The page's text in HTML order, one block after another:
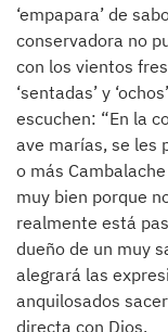
‘empapara’ de
conservadora no
con los vientos
‘sentadas’ y
escuchen: “En la
ave marías, se les
o más
muy bien porque
realmente está
dueño de un muy
alegrará las
anquilosados
directa con Dios.